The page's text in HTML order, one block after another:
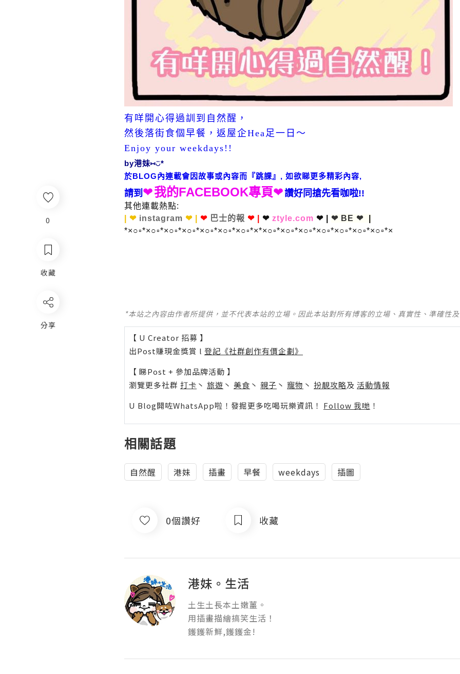
0
收藏
分享
有咩開心得過訓到自然醒，
然後落街食個早餐，返屋企Hea足一日～
Enjoy your weekdays!!
by港妹⑅◡̈*
於BLOG內連載會因故事或內容而『跳課』, 如欲睇更多精彩內容,
請到 ❤我的FACEBOOK專頁❤讚好同搶先看咖啦!!
其他連載熱點:
| ❤ instagram ❤ | ❤ 巴士的報 ❤ | ❤ ztyle.com ❤ | ❤ BE ❤
*×○▫*×○▫*×○▫*×○▫*×○▫*×○▫*×○▫*×*×○▫*×○▫*×○▫*×○▫*×○▫*×○▫*×○▫*×
*本站之內容由作者所提供，並不代表本站的立場。因此本站對所有博客的立場、真實性、準確性
【 U Creator 招募 】
出Post賺現金獎賞 l 登記《社群創作有價企劃》
【 睇Post + 參加品牌活動 】
瀏覽更多社群 打卡 丶 旅遊 丶 美食 丶 親子 丶 寵物 丶 扮靚攻略及 活動情報
U Blog開咗WhatsApp啦！發掘更多吃喝玩樂資訊！ Follow 我哋 ！
相關話題
自然醒 港妹 插畫 早餐 weekdays 插圖
0個讚好 收藏
港妹。生活
土生土長本土嫩薑。
用插畫描繪搞笑生活！
鑊鑊新鮮,鑊鑊金!